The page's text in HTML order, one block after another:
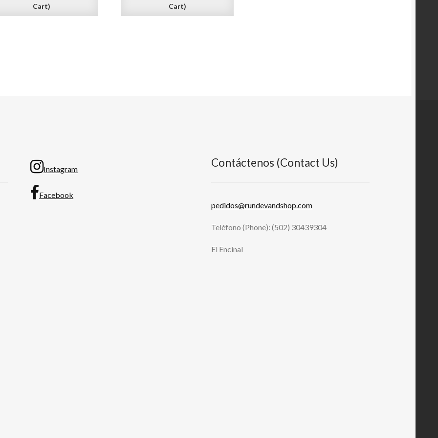
Cart)
Cart)
Instagram
Facebook
Contáctenos (Contact Us)
pedidos@rundevandshop.com
Teléfono (Phone): (502) 30439304
El Encinal